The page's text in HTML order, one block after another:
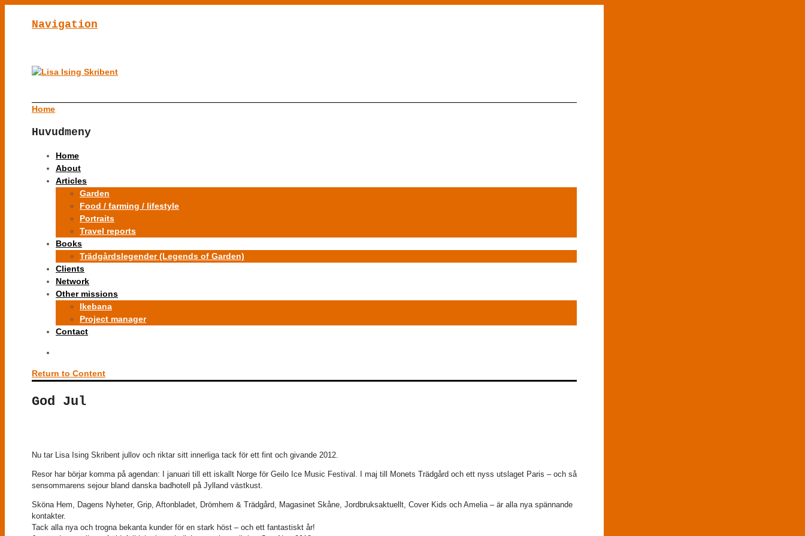
Navigation
Home
Huvudmeny
Home
About
Articles
Garden
Food / farming / lifestyle
Portraits
Travel reports
Books
Trädgårdslegender (Legends of Garden)
Clients
Network
Other missions
Ikebana
Project manager
Contact
Return to Content
God Jul
Nu tar Lisa Ising Skribent jullov och riktar sitt innerliga tack för ett fint och givande 2012.
Resor har börjar komma på agendan: I januari till ett iskallt Norge för Geilo Ice Music Festival. I maj till Monets Trädgård och ett nyss utslaget Paris – och så
sensommarens sejour bland danska badhotell på Jylland västkust.
Sköna Hem, Dagens Nyheter, Grip, Aftonbladet, Drömhem & Trädgård, Magasinet Skåne, Jordbruksaktuellt, Cover Kids och Amelia – är alla nya spännande
kontakter.
Tack alla nya och trogna bekanta kunder för en stark höst – och ett fantastiskt år!